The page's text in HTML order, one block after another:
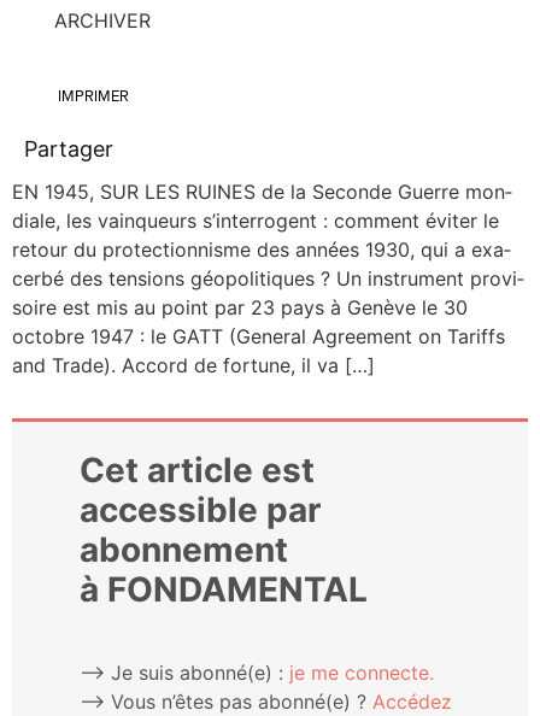
ARCHIVER
IMPRIMER
Partager
EN 1945, SUR LES RUINES de la Seconde Guerre mon­
diale, les vain­queurs s’interrogent : com­ment évi­ter le
retour du pro­tec­tion­nisme des années 1930, qui a exa­
cer­bé des ten­sions géo­po­li­tiques ? Un ins­tru­ment pro­vi­
soire est mis au point par 23 pays à Genève le 30
octobre 1947 : le GATT (Gene­ral Agree­ment on Tariffs
and Trade). Accord de for­tune, il va […]
Cet article est
accessible par
abonnement
à FONDAMENTAL
⟶ Je suis abonné(e) : je me connecte.
⟶ Vous n’êtes pas abonné(e) ? Accé­dez